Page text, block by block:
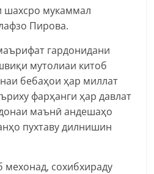
шахсро мукаммал
Пирова.
гардонидани
мутолиаи китоб
бебаҳои ҳар миллат
фарҳанги ҳар давлат
маънӣ андешаҳо
пухтаву дилнишин
сохибхираду